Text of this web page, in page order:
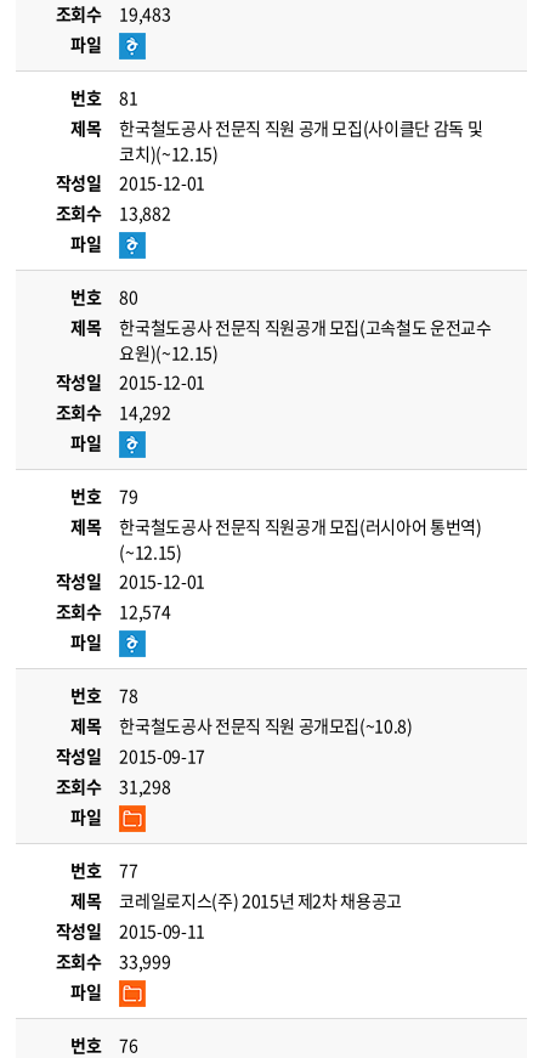
조회수
19,483
파일
번호
81
제목
한국철도공사 전문직 직원 공개 모집(사이클단 감독 및
코치)(~12.15)
작성일
2015-12-01
조회수
13,882
파일
번호
80
제목
한국철도공사 전문직 직원공개 모집(고속철도 운전교수
요원)(~12.15)
작성일
2015-12-01
조회수
14,292
파일
번호
79
제목
한국철도공사 전문직 직원공개 모집(러시아어 통번역)
(~12.15)
작성일
2015-12-01
조회수
12,574
파일
번호
78
제목
한국철도공사 전문직 직원 공개모집(~10.8)
작성일
2015-09-17
조회수
31,298
파일
번호
77
제목
코레일로지스(주) 2015년 제2차 채용공고
작성일
2015-09-11
조회수
33,999
파일
번호
76